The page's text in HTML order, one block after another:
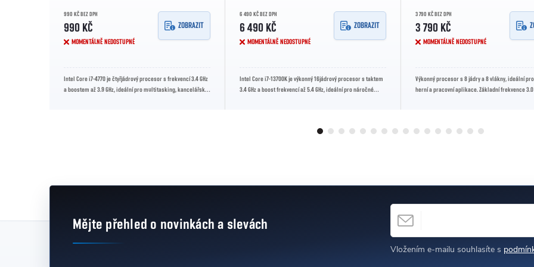
990 KČ BEZ DPH
990 KČ
MOMENTÁLNĚ NEDOSTUPNÉ
ZOBRAZIT
Intel Core i7-4770 je čtyřjádrový procesor s frekvencí 3.4 GHz
a boostem až 3.9 GHz, ideální pro multitasking, kancelářské
6 490 KČ BEZ DPH
6 490 KČ
MOMENTÁLNĚ NEDOSTUPNÉ
ZOBRAZIT
Intel Core i7-13700K je výkonný 16jádrový procesor s taktem
3.4 GHz a boost frekvencí až 5.4 GHz, ideální pro náročné
3 790 KČ BEZ DPH
3 790 KČ
MOMENTÁLNĚ NEDOSTUPNÉ
Výkonný procesor s 8 jádry a 8 vlákny, ideální
herní a pracovní aplikace. Základní frekvence 3.0
Mějte přehled o novinkácha slevách E-MAIL
Vložením e-mailu souhlasíte s